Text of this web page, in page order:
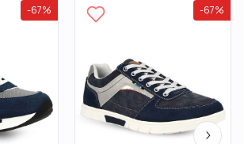
-67% -67%